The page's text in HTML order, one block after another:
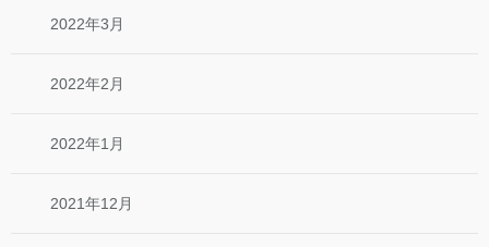
2022年3月
2022年2月
2022年1月
2021年12月